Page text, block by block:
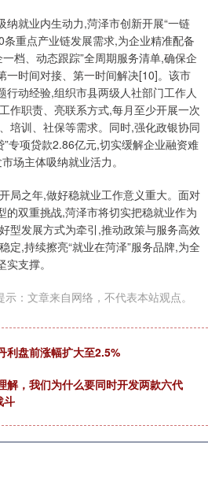
就业内生动力,菏泽市创新开展“一链
重点产业链发展需求,为企业精准配备
档、动态跟踪”全周期服务清单,确保企
一时间对接、第一时间解决[10]。该市
行动经验,组织市县两级人社部门工作人
作职责、亮联系方式,每月至少开展一次
培训、社保等需求。同时,强化政银协同
专项贷款2.86亿元,切实缓解企业融资难
场主体吸纳就业活力。
之年,做好稳就业工作意义重大。面对
的双重挑战,菏泽市将切实把稳就业作为
型发展方式为牵引,推动政策与服务高效
定,持续擦亮“就业在菏泽”服务品牌,为全
支撑。
示：文章来自网络，不代表本站观点。
利盘前涨幅扩大至2.5%
解，我们为什么要同时开发两款六代
斗